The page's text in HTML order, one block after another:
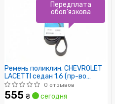
Ремень поликлин. CHEVROLET
LACETTI седан 1.6 (пр-во
DAYCO)
0 отзывов
555 ₴ сегодня
Передплата
обов'язкова